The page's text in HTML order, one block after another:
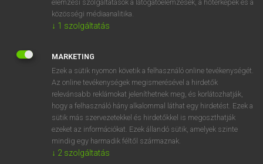
⚲ spectrogramkeresése szótárainkban
DÍJMENTES ANGOL SZÓTÁR
spectral range
spectre-insect
spectre-lemur
elemzési szolgáltatások a látogatóelemzések, a hőtérképek és a
közösségi médiaanalitika.
↓ 1 szolgáltatás
MARKETING
Ezek a sütik nyomon követik a felhasználó online tevékenységét.
Az online tevékenységek megismerésével a hirdetők
relevánsabb reklámokat jeleníthetnek meg, és korlátozhatják,
hogy a felhasználó hány alkalommal láthat egy hirdetést. Ezek a
sütik más szervezetekkel és hirdetőkkel is megoszthatják
ezeket az információkat. Ezek állandó sütik, amelyek szinte
mindig egy harmadik féltől származnak.
↓ 2 szolgáltatás